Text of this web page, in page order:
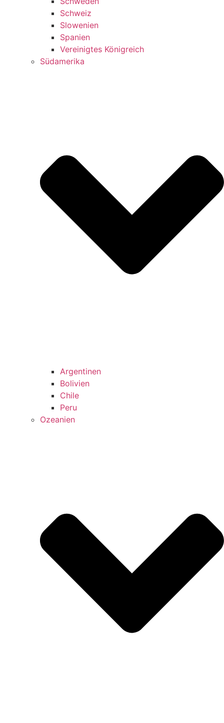
Schweiz
Slowenien
Spanien
Vereinigtes Königreich
Südamerika
Argentinen
Bolivien
Chile
Peru
Ozeanien